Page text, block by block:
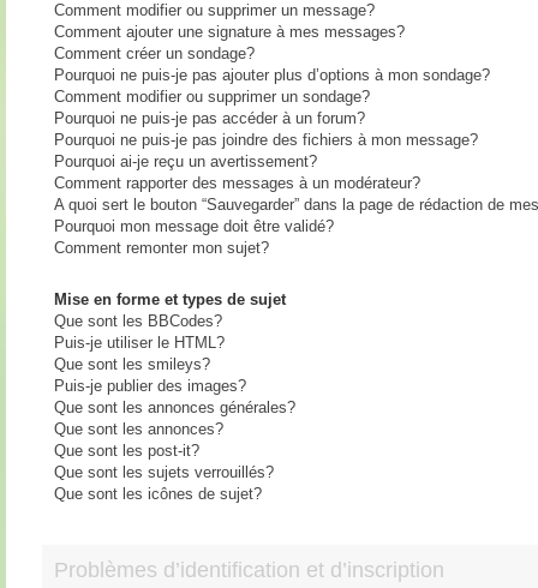
Comment modifier ou supprimer un message?
Comment ajouter une signature à mes messages?
Comment créer un sondage?
Pourquoi ne puis-je pas ajouter plus d’options à mon sondage?
Comment modifier ou supprimer un sondage?
Pourquoi ne puis-je pas accéder à un forum?
Pourquoi ne puis-je pas joindre des fichiers à mon message?
Pourquoi ai-je reçu un avertissement?
Comment rapporter des messages à un modérateur?
A quoi sert le bouton “Sauvegarder” dans la page de rédaction de
Pourquoi mon message doit être validé?
Comment remonter mon sujet?
Mise en forme et types de sujet
Que sont les BBCodes?
Puis-je utiliser le HTML?
Que sont les smileys?
Puis-je publier des images?
Que sont les annonces générales?
Que sont les annonces?
Que sont les post-it?
Que sont les sujets verrouillés?
Que sont les icônes de sujet?
Problèmes d’identification et d’inscription